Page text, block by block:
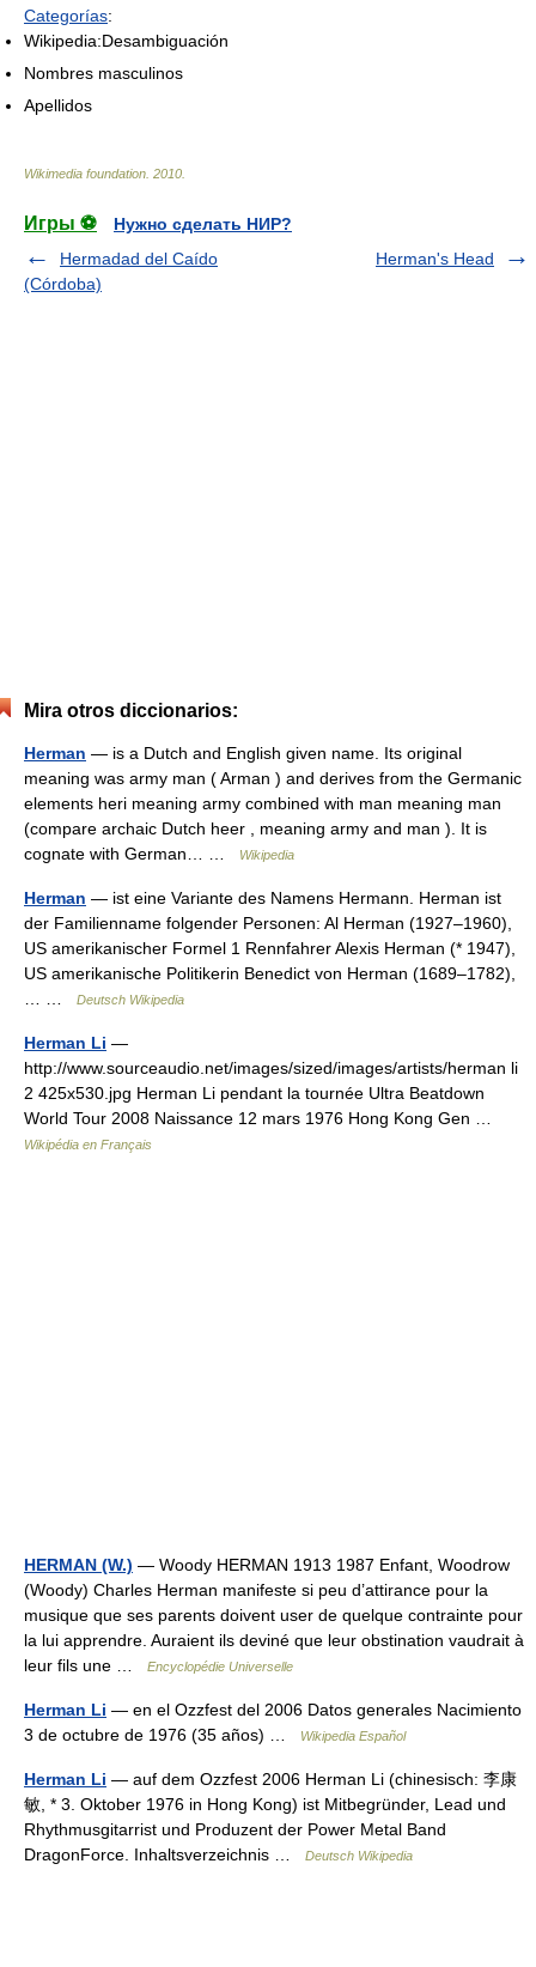
Categorías:
Wikipedia:Desambiguación
Nombres masculinos
Apellidos
Wikimedia foundation 2010
Игры ⚽
Нужно сделать НИР?
Hermadad del Caído
(Córdoba)
Herman's Head
Mira otros diccionarios:
Herman — is a Dutch and English given name. Its original
meaning was army man ( Arman ) and derives from the Germanic
elements heri meaning army combined with man meaning man
(compare archaic Dutch heer , meaning army and man ). It is
cognate with German… …
Wikipedia
Herman — ist eine Variante des Namens Hermann. Herman ist
der Familienname folgender Personen: Al Herman (1927–1960),
US amerikanischer Formel 1 Rennfahrer Alexis Herman (* 1947),
US amerikanische Politikerin Benedict von Herman (1689–1782),
Deutsch Wikipedia
Herman Li —
http://www.sourceaudio.net/images/sized/images/artists/herman li
2 425x530.jpg Herman Li pendant la tournée Ultra Beatdown
World Tour 2008 Naissance 12 mars 1976 Hong Kong Gen …
Wikipédia en Français
HERMAN (W.) — Woody HERMAN 1913 1987 Enfant, Woodrow
(Woody) Charles Herman manifeste si peu d’attirance pour la
musique que ses parents doivent user de quelque contrainte pour
la lui apprendre. Auraient ils deviné que leur obstination vaudrait à
leur fils une …
Encyclopédie Universelle
Herman Li — en el Ozzfest del 2006 Datos generales Nacimiento
3 de octubre de 1976 (35 años) …
Wikipedia Español
Herman Li — auf dem Ozzfest 2006 Herman Li (chinesisch: 李康
敏, * 3. Oktober 1976 in Hong Kong) ist Mitbegründer, Lead und
Rhythmusgitarrist und Produzent der Power Metal Band
DragonForce. Inhaltsverzeichnis …
Deutsch Wikipedia